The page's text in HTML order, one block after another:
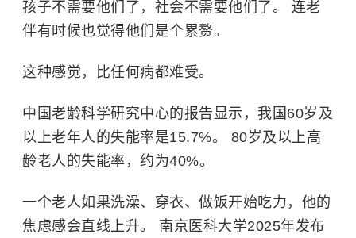
孩子不需要他们了，社会不需要他们了。 连老
伴有时候也觉得他们是个累赘。
这种感觉，比任何病都难受。
中国老龄科学研究中心的报告显示，我国60岁及
以上老年人的失能率是15.7%。 80岁及以上高
龄老人的失能率，约为40%。
一个老人如果洗澡、穿衣、做饭开始吃力，他的
焦虑感会直线上升。 南京医科大学2025年发布